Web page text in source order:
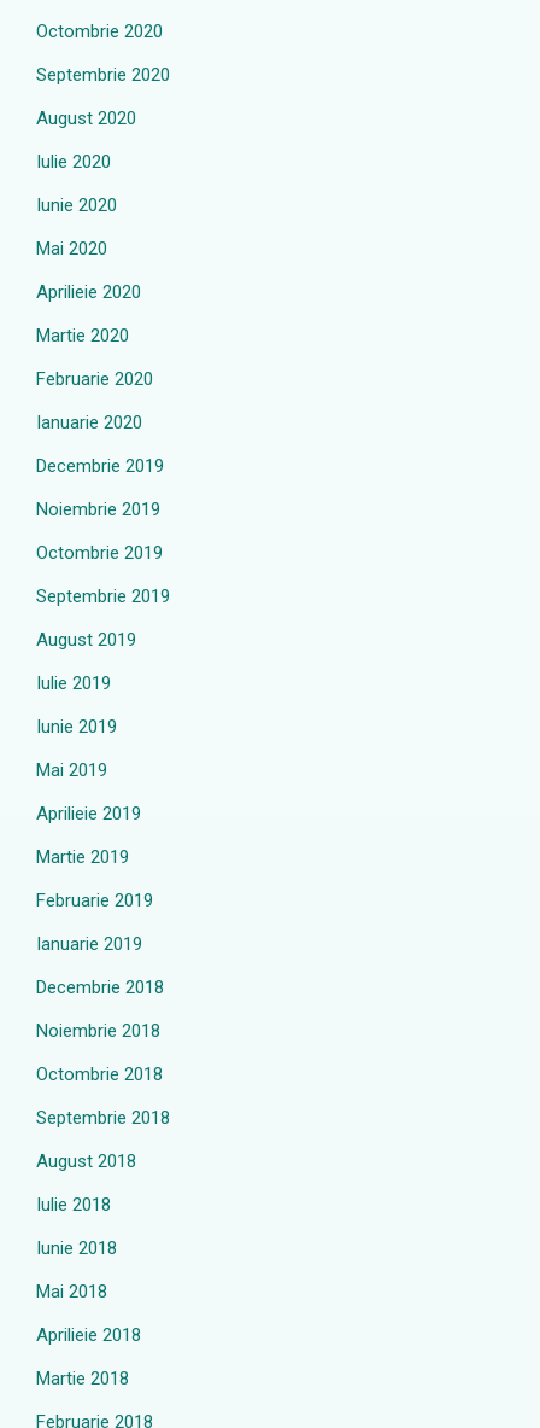
Octombrie 2020
Septembrie 2020
August 2020
Iulie 2020
Iunie 2020
Mai 2020
Aprilieie 2020
Martie 2020
Februarie 2020
Ianuarie 2020
Decembrie 2019
Noiembrie 2019
Octombrie 2019
Septembrie 2019
August 2019
Iulie 2019
Iunie 2019
Mai 2019
Aprilieie 2019
Martie 2019
Februarie 2019
Ianuarie 2019
Decembrie 2018
Noiembrie 2018
Octombrie 2018
Septembrie 2018
August 2018
Iulie 2018
Iunie 2018
Mai 2018
Aprilieie 2018
Martie 2018
Februarie 2018